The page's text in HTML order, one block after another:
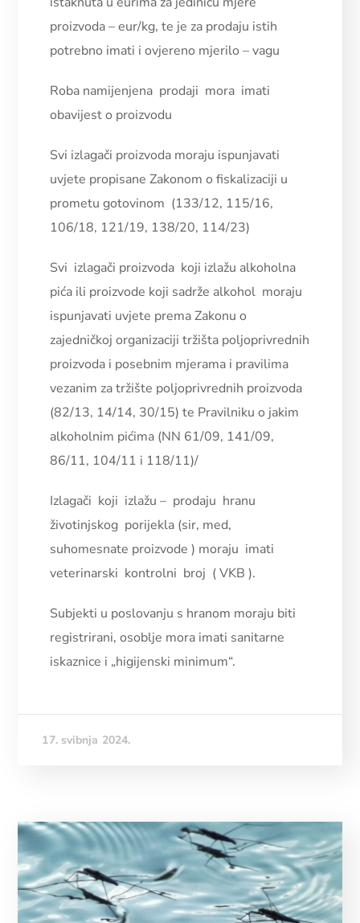
proizvoda – eur/kg, te je za prodaju istih
potrebno imati i ovjereno mjerilo – vagu
Roba namijenjena prodaji mora imati
obavijest o proizvodu
Svi izlagači proizvoda moraju ispunjavati
uvjete propisane Zakonom o fiskalizaciji u
prometu gotovinom (133/12, 115/16,
106/18, 121/19, 138/20, 114/23)
Svi izlagači proizvoda koji izlažu alkoholna
pića ili proizvode koji sadrže alkohol moraju
ispunjavati uvjete prema Zakonu o
zajedničkoj organizaciji tržišta poljoprivrednih
proizvoda i posebnim mjerama i pravilima
vezanim za tržište poljoprivrednih proizvoda
(82/13, 14/14, 30/15) te Pravilniku o jakim
alkoholnim pićima (NN 61/09, 141/09,
86/11, 104/11 i 118/11)/
Izlagači koji izlažu – prodaju hranu
životinjskog porijekla (sir, med,
suhomesnate proizvode ) moraju imati
veterinarski kontrolni broj ( VKB ).
Subjekti u poslovanju s hranom moraju biti
registrirani, osoblje mora imati sanitarne
iskaznice i „higijenski minimum“.
17. svibnja 2024.